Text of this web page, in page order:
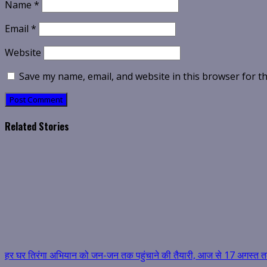
Name *
Email *
Website
Save my name, email, and website in this browser for
Related Stories
हर घर तिरंगा अभियान को जन-जन तक पहुंचाने की तैयारी, आज से 17 अगस्त